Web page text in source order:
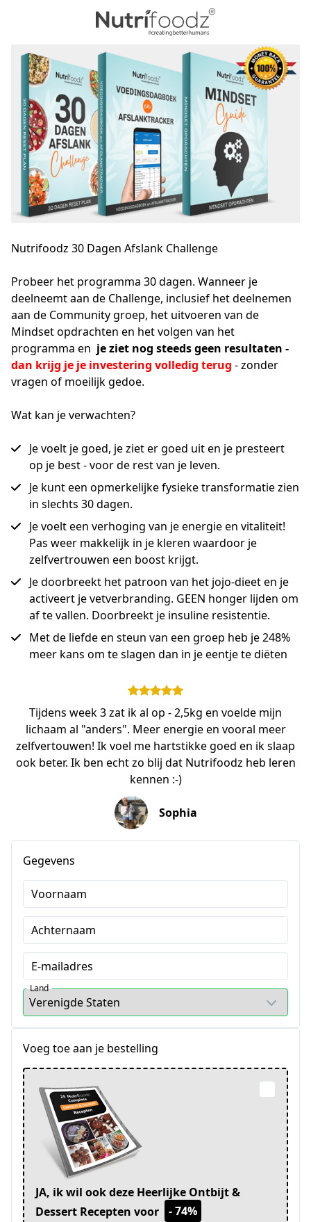
Nutrifoodz 30 Dagen Afslank Challenge
Probeer het programma 30 dagen. Wanneer je
deelneemt aan de Challenge, inclusief het deelnemen
aan de Community groep, het uitvoeren van de
Mindset opdrachten en het volgen van het
programma en
dan krijg je je investering volledig terug - zonder
vragen of moeilijk gedoe.
Wat kan je verwachten?
Je voelt je goed, je ziet er goed uit en je presteert
op je best - voor de rest van je leven.
Je kunt een opmerkelijke fysieke transformatie zien
in slechts 30 dagen.
Je voelt een verhoging van je energie en vitaliteit!
Pas weer makkelijk in je kleren waardoor je
zelfvertrouwen een boost krijgt.
Je doorbreekt het patroon van het jojo-dieet en je
activeert je vetverbranding. GEEN honger lijden om
af te vallen. Doorbreekt je insuline resistentie.
Met de liefde en steun van een groep heb je 248%
meer kans om te slagen dan in je eentje te diëten
Tijdens week 3 zat ik al op - 2,5kg en voelde mijn
lichaam al "anders". Meer energie en vooral meer
zelfvertouwen! Ik voel me hartstikke goed en ik slaap
ook beter. Ik ben echt zo blij dat Nutrifoodz heb leren
kennen :-)
Sophia
Gegevens
Voornaam
Achternaam
E-mailadres
Land
Voeg toe aan je bestelling
JA, ik wil ook deze Heerlijke Ontbijt &
Dessert Recepten voor
- 74%